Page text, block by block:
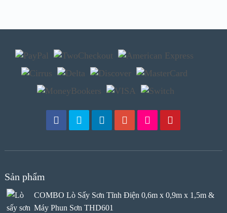
Sản phẩm
COMBO Lò Sấy Sơn Tĩnh Điện 0,6m x 0,9m x 1,5m &
Máy Phun Sơn THD601